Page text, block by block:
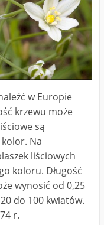
w Europie
krzewu może
są
Na
liściowych
koloru. Długość
wynosić od 0,25
do 100 kwiatów.
r.